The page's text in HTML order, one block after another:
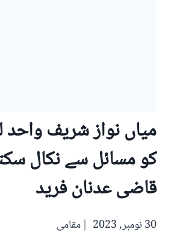
میاں نواز شریف
کو مسائل سے نکال
قاضی عدنان فرید
30 نومبر, 2023 مقامی